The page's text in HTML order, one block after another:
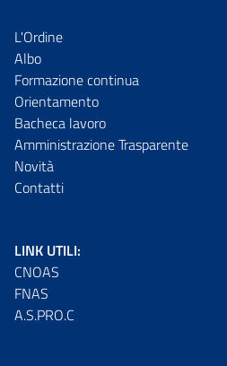
L'Ordine
Albo
Formazione continua
Orientamento
Bacheca lavoro
Amministrazione Trasparente
Novità
Contatti
LINK UTILI:
CNOAS
FNAS
A.S.PRO.C